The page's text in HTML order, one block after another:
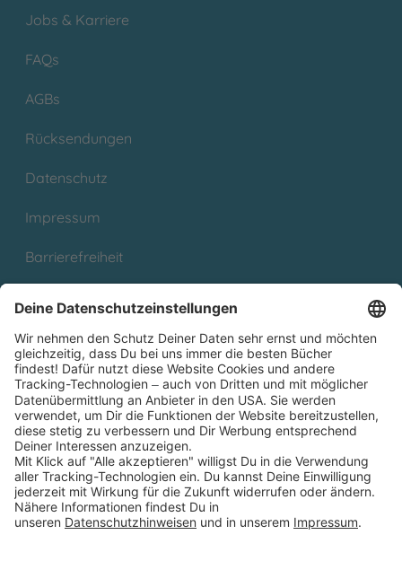
Jobs & Karriere
FAQs
AGBs
Rücksendungen
Datenschutz
Impressum
Barrierefreiheit
Partnerprogramm (Affiliate)
Folge uns auf
* Versandkostenfrei ab 9,00 € Bestellwert innerhalb
Deutschlands
** Lieferzeit 1-3 Werktage innerhalb Deutschlands